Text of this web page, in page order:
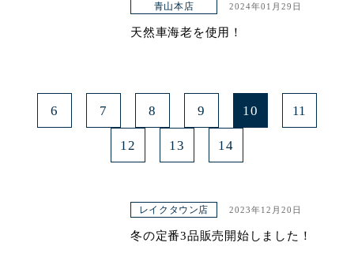
青山本店 2024年01月29日
天然車海老を使用！
6 7 8 9 10 11
12 13 14
レイクタウン店 2023年12月20日
冬の定番3品販売開始しました！